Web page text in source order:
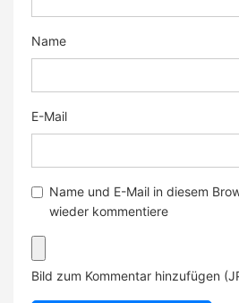
Name
E-Mail
Name und E-Mail in diesem
wieder kommentiere
Bild zum Kommentar hinzufügen